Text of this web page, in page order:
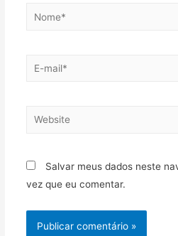
Salvar meus dados neste
vez que eu comentar.